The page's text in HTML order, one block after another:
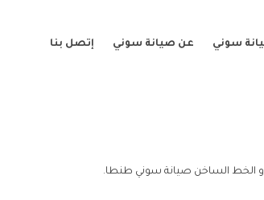
سوني عن صيانة سوني إتصل بنا
الخط الساخن صيانة سوني طنطا.